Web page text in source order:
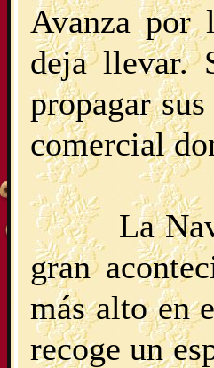
Avanza por
deja llevar.
propagar
comercial
La
gran
más alto en
recoge un